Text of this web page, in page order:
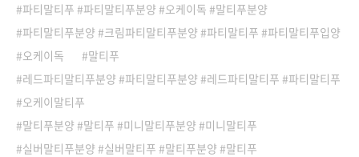
파티말티푸 #파티말티푸분양 #오케이독 #말티푸분양
파티말티푸분양 #크림파티말티푸분양 #파티말티푸 #파티말티푸입양
오케이독
말티푸
레드파티말티푸분양 #파티말티푸분양 #레드파티말티푸 #파티말티푸
오케이말티푸
말티푸분양 #말티푸 #미니말티푸분양 #미니말티푸
실버말티푸분양 #실버말티푸 #말티푸분양 #말티푸